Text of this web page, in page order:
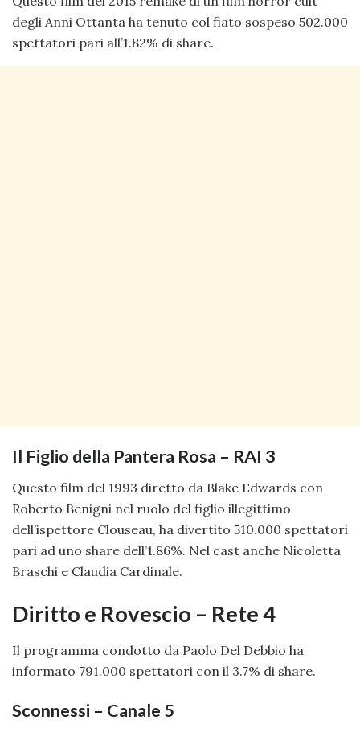
degli Anni Ottanta ha tenuto col fiato sospeso 502.000
spettatori pari all’1.82% di share.
Il Figlio della Pantera Rosa – RAI 3
Questo film del 1993 diretto da Blake Edwards con
Roberto Benigni nel ruolo del figlio illegittimo
dell’ispettore Clouseau, ha divertito 510.000 spettatori
pari ad uno share dell’1.86%. Nel cast anche Nicoletta
Braschi e Claudia Cardinale.
Diritto e Rovescio – Rete 4
Il programma condotto da Paolo Del Debbio ha
informato 791.000 spettatori con il 3.7% di share.
Sconnessi – Canale 5